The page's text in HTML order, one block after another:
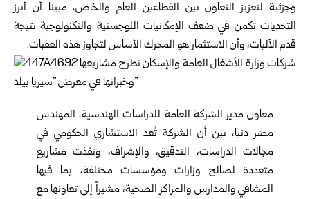
وجزئية لتعزيز التعاون بين القطاعين العام والخاص، مبيناً أن أبرز
التحديات تكمن في ضعف الإمكانيات اللوجستية والتكنولوجية نتيجة
قدم الآليات، وأن الاستثمار هو المحرك الأساس لتجاوز هذه العقبات.
معاون مدير الشركة العامة للدراسات الهندسية، المهندس
مضر دنيا، بين أن الشركة تُعد الاستشاري الحكومي في
مجالات الدراسات، التدقيق، والإشراف، ونفذت مشاريع
متعددة لصالح وزارات ومؤسسات مختلفة، بما فيها
المشافي والمدارس والمراكز الصحية، مشيراً إلى تعاونها مع